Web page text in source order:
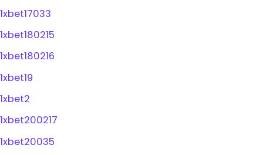
1xbet17033
1xbet180215
1xbet180216
1xbet19
1xbet2
1xbet200217
1xbet20035